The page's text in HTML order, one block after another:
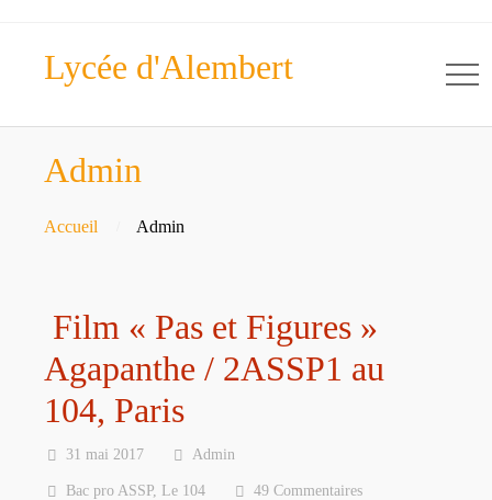
Lycée d'Alembert
Admin
Accueil Admin
Film « Pas et Figures »
Agapanthe / 2ASSP1 au
104, Paris
31 mai 2017 Admin
Bac pro ASSP, Le 104 49 Commentaires